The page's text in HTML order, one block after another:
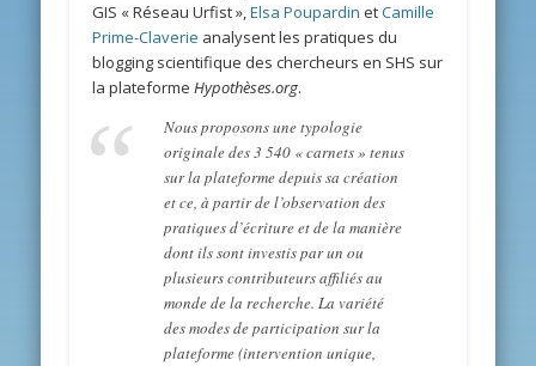
GIS « Réseau Urfist »,Elsa Poupardin etCamille
Prime-Claverie analysent les pratiques du
blogging scientifique des chercheurs en SHS sur
la plateformeHypothèses.org.
Nous proposons une typologie
originale des 3 540 « carnets » tenus
sur la plateforme depuis sa création
et ce, à partir de l’observation des
pratiques d’écriture et de la manière
dont ils sont investis par un ou
plusieurs contributeurs affiliés au
monde de la recherche. La variété
des modes de participation sur la
plateforme (intervention unique,